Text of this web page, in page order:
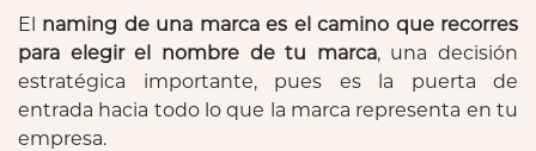
El naming de una marca es el camino que recorres
para elegir el nombre de tu marca, una decisión
estratégica importante, pues es la puerta de
entrada hacia todo lo que la marca representa en tu
empresa.